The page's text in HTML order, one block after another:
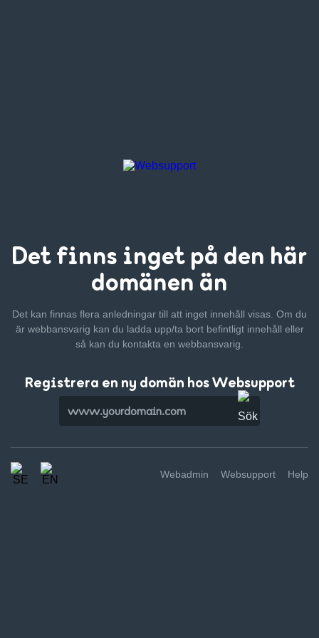
Det finns inget på den här
domänen än
Det kan finnas flera anledningar till att inget innehåll visas. Om du
är webbansvarig kan du ladda upp/ta bort befintligt innehåll eller
så kan du kontakta en webbansvarig.
Registrera en ny domän hos Websupport
Webadmin Websupport Help